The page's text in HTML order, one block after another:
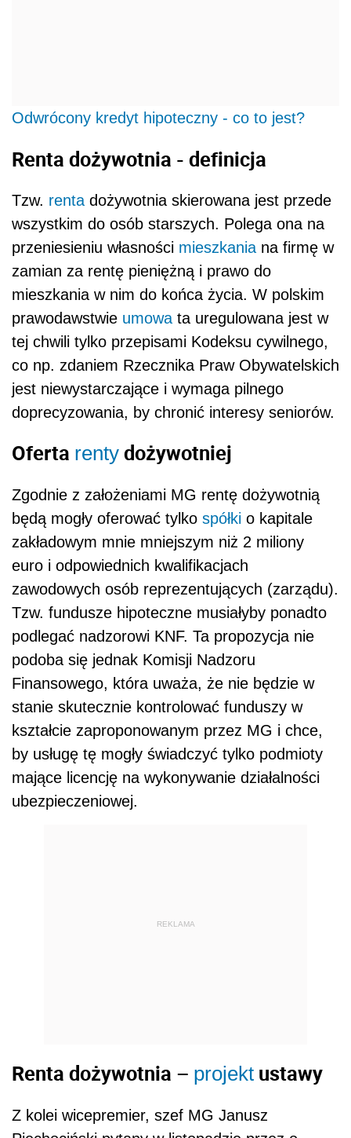
Odwrócony kredyt hipoteczny - co to jest?
Renta dożywotnia - definicja
Tzw. renta dożywotnia skierowana jest przede
wszystkim do osób starszych. Polega ona na
przeniesieniu własności mieszkania na firmę w
zamian za rentę pieniężną i prawo do
mieszkania w nim do końca życia. W polskim
prawodawstwie umowa ta uregulowana jest w
tej chwili tylko przepisami Kodeksu cywilnego,
co np. zdaniem Rzecznika Praw Obywatelskich
jest niewystarczające i wymaga pilnego
doprecyzowania, by chronić interesy seniorów.
Oferta renty dożywotniej
Zgodnie z założeniami MG rentę dożywotnią
będą mogły oferować tylko spółki o kapitale
zakładowym mnie mniejszym niż 2 miliony
euro i odpowiednich kwalifikacjach
zawodowych osób reprezentujących (zarządu).
Tzw. fundusze hipoteczne musiałyby ponadto
podlegać nadzorowi KNF. Ta propozycja nie
podoba się jednak Komisji Nadzoru
Finansowego, która uważa, że nie będzie w
stanie skutecznie kontrolować funduszy w
kształcie zaproponowanym przez MG i chce,
by usługę tę mogły świadczyć tylko podmioty
mające licencję na wykonywanie działalności
ubezpieczeniowej.
REKLAMA
Renta dożywotnia – projekt ustawy
Z kolei wicepremier, szef MG Janusz